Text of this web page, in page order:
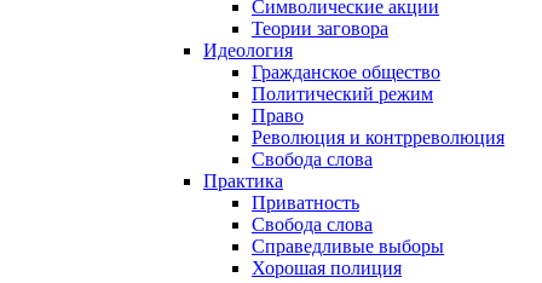
Символические акции
Теории заговора
Идеология
Гражданское общество
Политический режим
Право
Революция и контрреволюция
Свобода слова
Практика
Приватность
Свобода слова
Справедливые выборы
Хорошая полиция